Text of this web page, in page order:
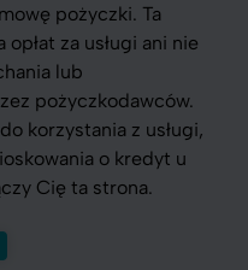
pożyczki. Ta
za usługi ani nie
lub
pożyczkodawców.
korzystania z usługi,
o kredyt u
Cię ta strona.